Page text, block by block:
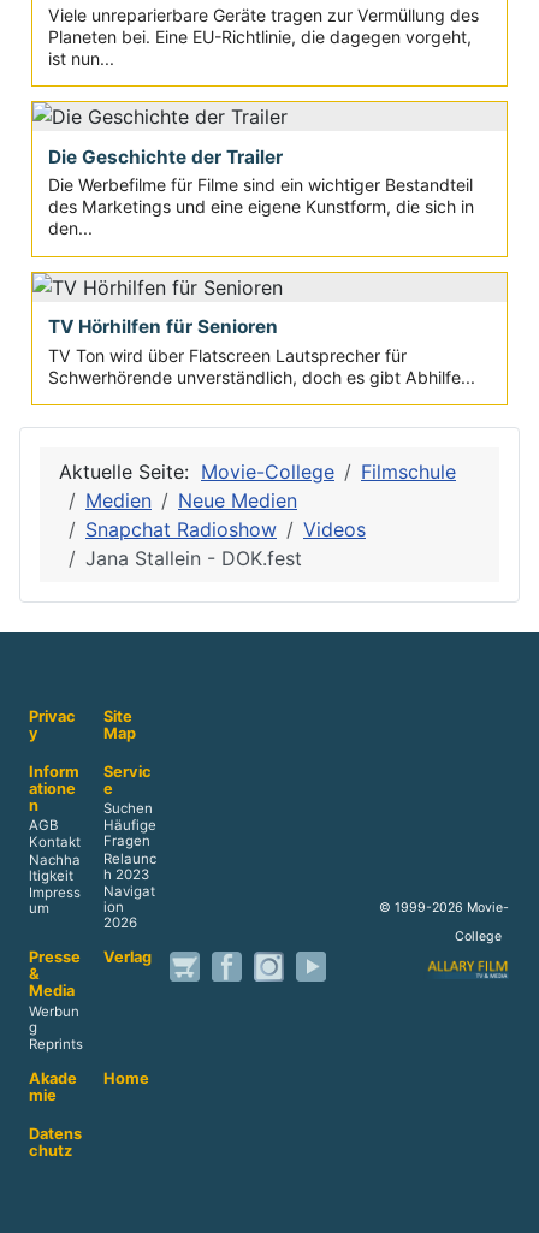
Viele unreparierbare Geräte tragen zur Vermüllung des
Planeten bei. Eine EU-Richtlinie, die dagegen vorgeht,
ist nun...
Die Geschichte der Trailer
Die Werbefilme für Filme sind ein wichtiger Bestandteil
des Marketings und eine eigene Kunstform, die sich in
den...
TV Hörhilfen für Senioren
TV Ton wird über Flatscreen Lautsprecher für
Schwerhörende unverständlich, doch es gibt Abhilfe...
Aktuelle Seite: Movie-College
Filmschule
Medien
Neue Medien
Snapchat Radioshow
Videos
Jana Stallein - DOK.fest
Privac
y
Site
Map
Inform
atione
n
AGB
Kontakt
Nachha
ltigkeit
Impress
um
Servic
e
Suchen
Häufige
Fragen
Relaunc
h 2023
Navigat
ion
2026
Presse
&
Media
Werbun
g
Reprints
Verlag
Akade
mie
Home
Datens
chutz
© 1999-2026 Movie-
College